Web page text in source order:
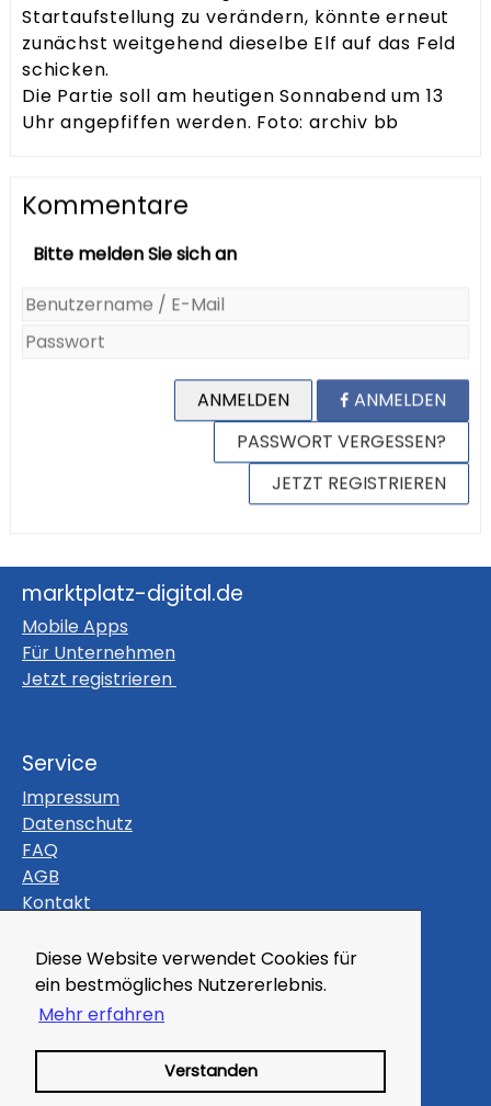
Diese Website verwendet Cookies für
ein bestmögliches Nutzererlebnis.
Mehr erfahren
Verstanden
Startaufstellung zu verändern, könnte erneut
zunächst weitgehend dieselbe Elf auf das Feld
schicken.
Die Partie soll am heutigen Sonnabend um 13
Uhr angepfiffen werden. Foto: archiv bb
Kommentare
Bitte melden Sie sich an
ANMELDEN
ANMELDEN
PASSWORT VERGESSEN?
JETZT REGISTRIEREN
marktplatz-digital.de
Mobile Apps
Für Unternehmen
Jetzt registrieren
Service
Impressum
Datenschutz
FAQ
AGB
Kontakt
Themen
Gutscheine
Veranstaltungen
Branchenbuch